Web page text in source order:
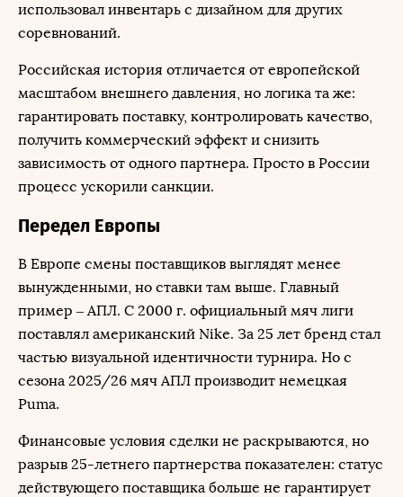
использовал инвентарь с дизайном для других
соревнований.
Российская история отличается от европейской
масштабом внешнего давления, но логика та же:
гарантировать поставку, контролировать качество,
получить коммерческий эффект и снизить
зависимость от одного партнера. Просто в России
процесс ускорили санкции.
Передел Европы
В Европе смены поставщиков выглядят менее
вынужденными, но ставки там выше. Главный
пример – АПЛ. С 2000 г. официальный мяч лиги
поставлял американский Nike. За 25 лет бренд стал
частью визуальной идентичности турнира. Но с
сезона 2025/26 мяч АПЛ производит немецкая
Puma.
Финансовые условия сделки не раскрываются, но
разрыв 25-летнего партнерства показателен: статус
действующего поставщика больше не гарантирует